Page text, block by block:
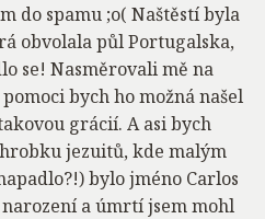
do spamu ;o( Naštěstí byla
obvolala půl Portugalska,
se! Nasměrovali mě na
bych ho možná našel
grácií. A asi bych
jezuitů, kde malým
bylo jméno Carlos
a úmrtí jsem mohl